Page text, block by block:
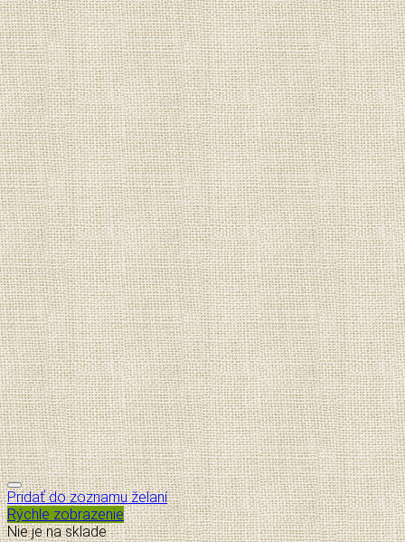
Pridať do zoznamu želaní
Rýchle zobrazenie
Nie je na sklade